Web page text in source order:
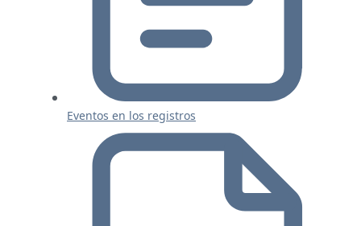
Eventos en los registros